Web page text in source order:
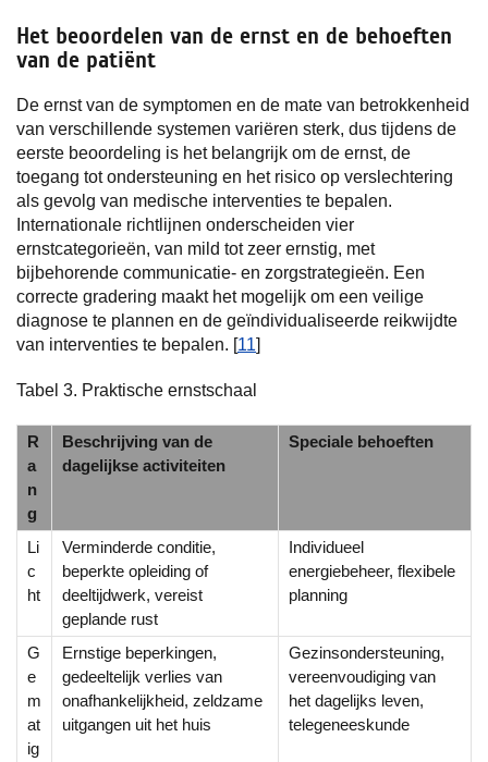
Het beoordelen van de ernst en de behoeften
van de patiënt
De ernst van de symptomen en de mate van betrokkenheid
van verschillende systemen variëren sterk, dus tijdens de
eerste beoordeling is het belangrijk om de ernst, de
toegang tot ondersteuning en het risico op verslechtering
als gevolg van medische interventies te bepalen.
Internationale richtlijnen onderscheiden vier
ernstcategorieën, van mild tot zeer ernstig, met
bijbehorende communicatie- en zorgstrategieën. Een
correcte gradering maakt het mogelijk om een veilige
diagnose te plannen en de geïndividualiseerde reikwijdte
van interventies te bepalen. [11]
Tabel 3. Praktische ernstschaal
R
a
n
g
Beschrijving van de
dagelijkse activiteiten
Speciale behoeften
Li
c
ht
Verminderde conditie,
beperkte opleiding of
deeltijdwerk, vereist
geplande rust
Individueel
energiebeheer, flexibele
planning
G
e
m
at
ig
Ernstige beperkingen,
gedeeltelijk verlies van
onafhankelijkheid, zeldzame
uitgangen uit het huis
Gezinsondersteuning,
vereenvoudiging van
het dagelijks leven,
telegeneeskunde